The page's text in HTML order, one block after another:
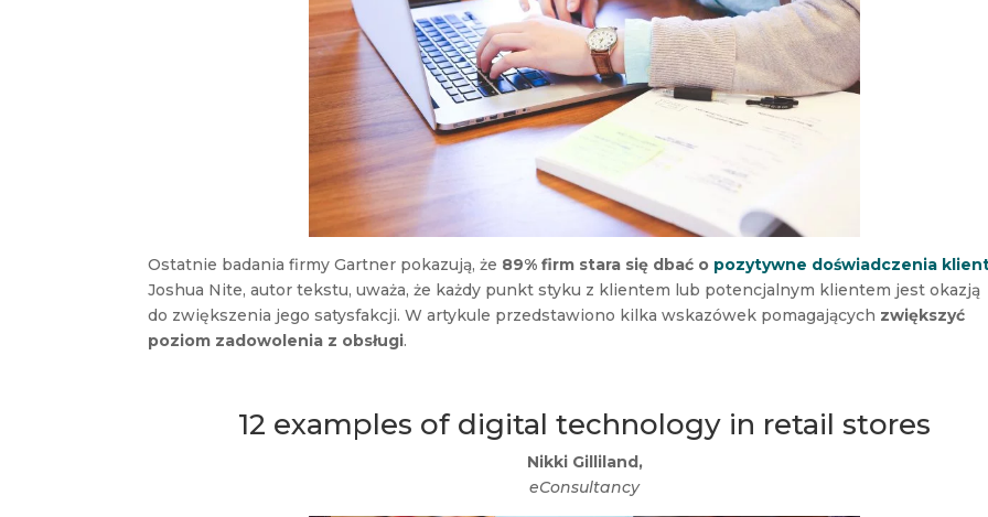
Ostatnie badania firmy Gartner pokazują, że 89% firm stara się dbać o pozytywne doświadczenia
Joshua Nite, autor tekstu, uważa, że każdy punkt styku z klientem lub potencjalnym klientem jest okazją
do zwiększenia jego satysfakcji. W artykule przedstawiono kilka wskazówek pomagających zwiększyć
poziom zadowolenia z obsługi.
12 examples of digital technology in retail stores
Nikki Gilliland,
eConsultancy